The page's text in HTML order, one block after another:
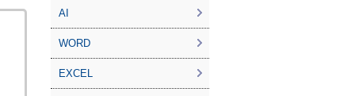
AI
WORD
EXCEL